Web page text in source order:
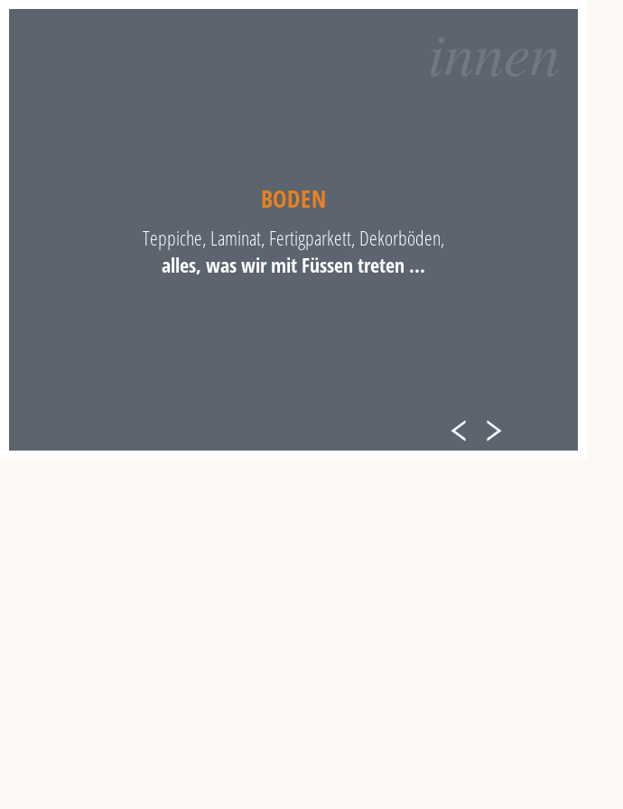
BODEN
Teppiche, Laminat, Fertigparkett, Dekorböden,
alles, was wir mit Füssen treten ...